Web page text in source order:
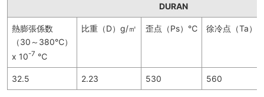
DURAN
熱膨張係数
（30～380℃）
x 10-7 ℃
比重（D）g/㎡ 歪点（Ps）℃ 徐冷点（Ta）
32.5 2.23 530 560